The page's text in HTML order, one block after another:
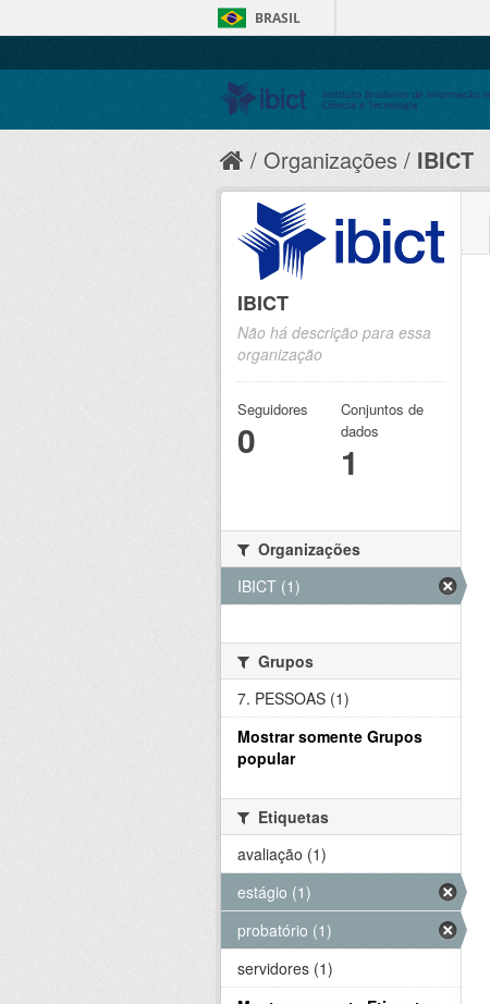
BRASIL
Organizações IBICT
IBICT
Não há descrição para essa
organização
Seguidores
0
Conjuntos de
dados
1
Organizações
IBICT (1)
Grupos
7. PESSOAS (1)
Mostrar somente Grupos
popular
Etiquetas
avaliação (1)
estágio (1)
probatório (1)
servidores (1)